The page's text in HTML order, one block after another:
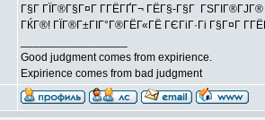
Г§Г ГЇГ®Г§Г¤Г Г­ГЁГҐГ¬ ГЁГ§-Г§Г
ГЌГ®! ГЇГ®Г±ГІГ°Г®ГЁГ«ГЁ ГЄГіГ·Гі Г§Г¤Г
Good judgment comes from expirience.
Expirience comes from bad judgment